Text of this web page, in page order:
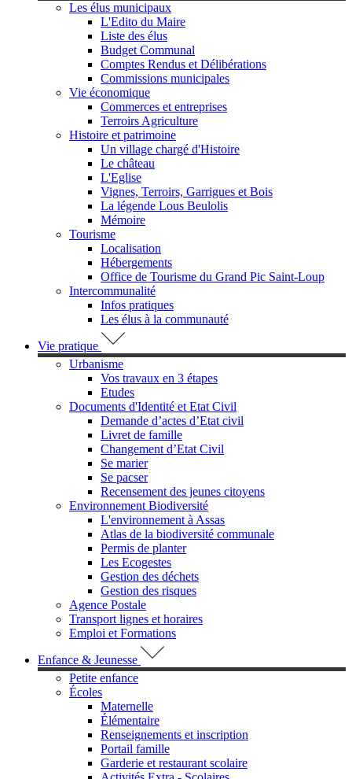
Les élus municipaux
L'Edito du Maire
Liste des élus
Budget Communal
Comptes Rendus et Délibérations
Commissions municipales
Vie économique
Commerces et entreprises
Terroirs Agriculture
Histoire et patrimoine
Un village chargé d'Histoire
Le château
L'Eglise
Vignes, Terroirs, Garrigues et Bois
La légende Lous Beulolis
Mémoire
Tourisme
Localisation
Hébergements
Office de Tourisme du Grand Pic Saint-Loup
Intercommunalité
Infos pratiques
Les élus à la communauté
Vie pratique
Urbanisme
Vos travaux en 3 étapes
Etudes
Documents d'Identité et Etat Civil
Demande d’actes d’Etat civil
Livret de famille
Changement d’Etat Civil
Se marier
Se pacser
Recensement des jeunes citoyens
Environnement Biodiversité
L'environnement à Assas
Atlas de la biodiversité communale
Permis de planter
Les Ecogestes
Gestion des déchets
Gestion des risques
Agence Postale
Transport lignes et horaires
Emploi et Formations
Enfance & Jeunesse
Petite enfance
Écoles
Maternelle
Élémentaire
Renseignements et inscription
Portail famille
Garderie et restaurant scolaire